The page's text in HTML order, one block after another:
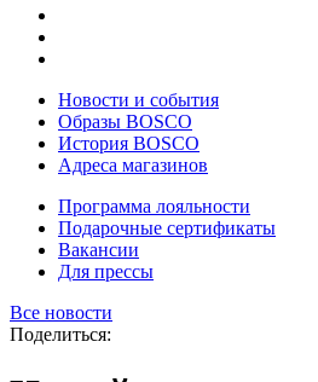
Новости и события
Образы BOSCO
История BOSCO
Адреса магазинов
Программа лояльности
Подарочные сертификаты
Вакансии
Для прессы
Все новости
Поделиться: